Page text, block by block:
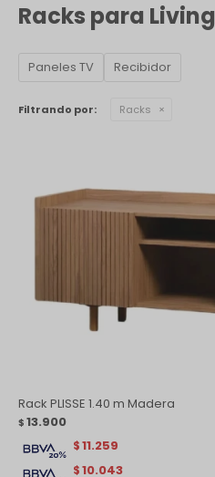
Racks para Living
Paneles TV Recibidor
Filtrando por: Racks
Rack PLISSE 1.40 m Madera
$ 13.900
$10.043
$11.259